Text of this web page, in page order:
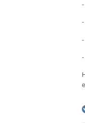
-
-
-
-